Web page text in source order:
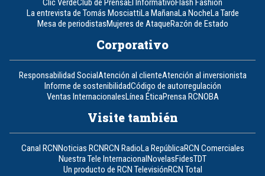
Clic VerdeClub de PrensaEl InformativoFlash Fashion
La entrevista de Tomás MosciattiLa MañanaLa NocheLa Tarde
Mesa de periodistasMujeres de AtaqueRazón de Estado
Corporativo
Responsabilidad SocialAtención al clienteAtención al inversionista
Informe de sostenibilidadCódigo de autorregulación
Ventas InternacionalesLínea ÉticaPrensa RCNOBA
Visite también
Canal RCNNoticias RCNRCN RadioLa RepúblicaRCN Comerciales
Nuestra Tele InternacionalNovelasFidesTDT
Un producto de RCN TelevisiónRCN Total